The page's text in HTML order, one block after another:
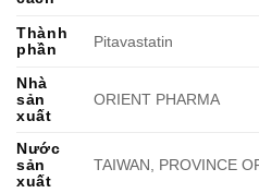
Thành
phần
Pitavastatin
Nhà
sản
xuất
ORIENT PHARMA
Nước
sản
xuất
TAIWAN, PROVINCE